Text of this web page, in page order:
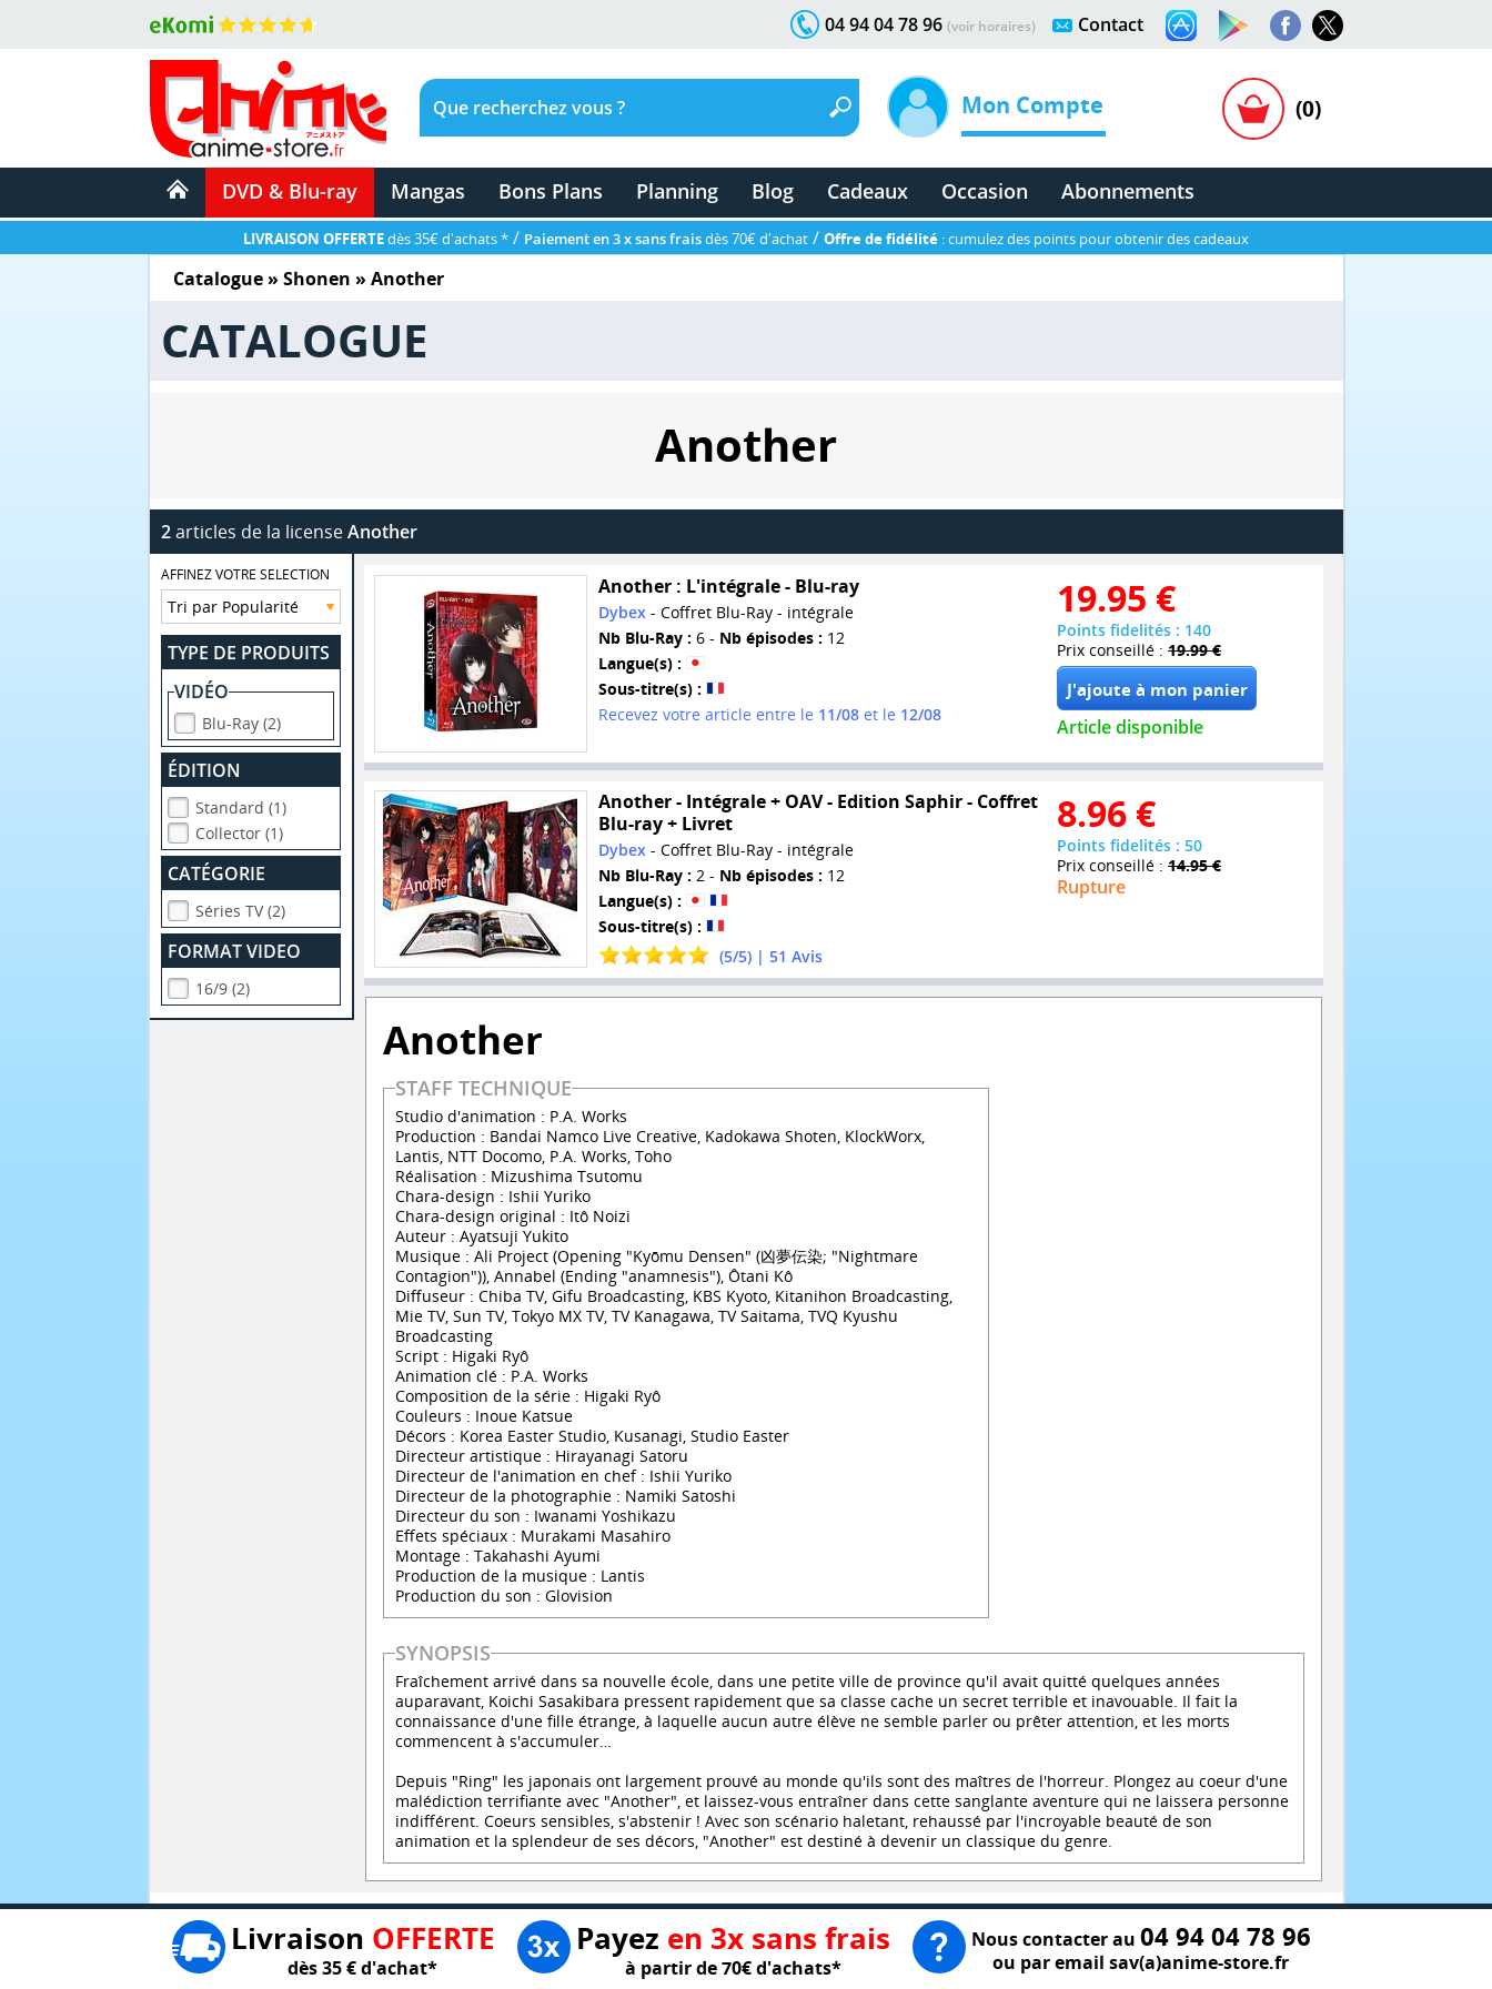
Contact
04 94 04 78 96 (voir horaires)
Mon Compte (0)
DVD & Blu-ray Mangas Bons Plans Planning Blog Cadeaux Occasion Abonnements
LIVRAISON OFFERTEdès 35€ d'achats * / Paiement en 3 x sans fraisdès 70€ d'achat / Offre de fidélité : cumulez des points pour obtenir des cadeaux
Catalogue» Shonen » Another
CATALOGUE
Another
2articles de la licenseAnother
AFFINEZ VOTRE SELECTION
TYPE DE PRODUITS
VIDÉO
Blu-Ray (2)
ÉDITION
Standard (1)
Collector (1)
CATÉGORIE
Séries TV (2)
FORMAT VIDEO
16/9 (2)
Another : L'intégrale - Blu-ray
Dybex- Coffret Blu-Ray - intégrale
Nb Blu-Ray : 6 - Nb épisodes : 12
Langue(s) :
Sous-titre(s) :
Recevez votre article entre le 11/08et le 12/08
19.95 €
Points fidelités : 140
Prix conseillé : 19.99 €
Article disponible
Another - Intégrale + OAV - Edition Saphir - Coffret
Blu-ray + Livret
Dybex- Coffret Blu-Ray - intégrale
Nb Blu-Ray : 2 - Nb épisodes : 12
Langue(s) :
Sous-titre(s) :
(5/5) | 51 Avis
8.96 €
Points fidelités : 50
Prix conseillé : 14.95 €
Rupture
Another
STAFF TECHNIQUE
Studio d'animation : P.A. Works
Production : Bandai Namco Live Creative, Kadokawa Shoten, KlockWorx,
Lantis, NTT Docomo, P.A. Works, Toho
Réalisation : Mizushima Tsutomu
Chara-design : Ishii Yuriko
Chara-design original : Itô Noizi
Auteur : Ayatsuji Yukito
Musique : Ali Project (Opening "Kyōmu Densen" (凶夢伝染; "Nightmare
Contagion")), Annabel (Ending "anamnesis"), Ôtani Kô
Diffuseur : Chiba TV, Gifu Broadcasting, KBS Kyoto, Kitanihon Broadcasting,
Mie TV, Sun TV, Tokyo MX TV, TV Kanagawa, TV Saitama, TVQ Kyushu
Broadcasting
Script : Higaki Ryô
Animation clé : P.A. Works
Composition de la série : Higaki Ryô
Couleurs : Inoue Katsue
Décors : Korea Easter Studio, Kusanagi, Studio Easter
Directeur artistique : Hirayanagi Satoru
Directeur de l'animation en chef : Ishii Yuriko
Directeur de la photographie : Namiki Satoshi
Directeur du son : Iwanami Yoshikazu
Effets spéciaux : Murakami Masahiro
Montage : Takahashi Ayumi
Production de la musique : Lantis
Production du son : Glovision
SYNOPSIS
Fraîchement arrivé dans sa nouvelle école, dans une petite ville de province qu'il avait quitté quelques années
auparavant, Koichi Sasakibara pressent rapidement que sa classe cache un secret terrible et inavouable. Il fait la
connaissance d'une fille étrange, à laquelle aucun autre élève ne semble parler ou prêter attention, et les morts
commencent à s'accumuler…
Depuis "Ring" les japonais ont largement prouvé au monde qu'ils sont des maîtres de l'horreur. Plongez au coeur d'une
malédiction terrifiante avec "Another", et laissez-vous entraîner dans cette sanglante aventure qui ne laissera personne
indifférent. Coeurs sensibles, s'abstenir ! Avec son scénario haletant, rehaussé par l'incroyable beauté de son
animation et la splendeur de ses décors, "Another" est destiné à devenir un classique du genre.
Livraison OFFERTE
dès 35 € d'achat*
Payez en 3x sans frais
à partir de 70€ d'achats*
Nous contacter au 04 94 04 78 96
ou par email sav(a)anime-store.fr